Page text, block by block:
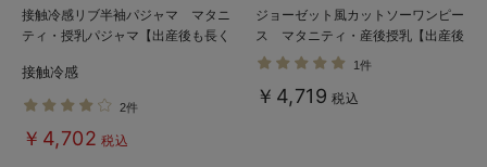
接触冷感リブ半袖パジャマ マタニ
ティ・授乳パジャマ【出産後も長く
接触冷感
2件
￥4,702 税込
ジョーゼット風カットソーワンピー
ス マタニティ・産後授乳【出産後
も長く使える】Rosemadame（ロ
1件
￥4,719 税込